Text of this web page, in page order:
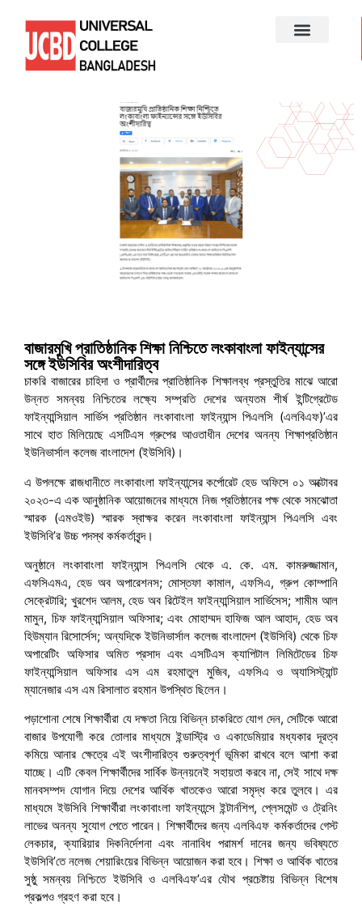
বাজারমুখি প্রাতিষ্ঠানিক শিক্ষা নিশ্চিতে লংকাবাংলা ফাইন্যান্সের
সঙ্গে ইউসিবির অংশীদারিত্ব
চাকরি বাজারের চাহিদা ও প্রার্থীদের প্রাতিষ্ঠানিক শিক্ষালব্ধ প্রস্তুতির মাঝে আরো
উন্নত সমন্বয় নিশ্চিতের লক্ষ্যে সম্প্রতি দেশের অন্যতম শীর্ষ ইন্টিগ্রেটেড
ফাইন্যান্সিয়াল সার্ভিস প্রতিষ্ঠান লংকাবাংলা ফাইন্যান্স পিএলসি (এলবিএফ)’এর
সাথে হাত মিলিয়েছে এসটিএস গ্রুপের আওতাধীন দেশের অনন্য শিক্ষাপ্রতিষ্ঠান
ইউনিভার্সাল কলেজ বাংলাদেশ (ইউসিবি)।
এ উপলক্ষে রাজধানীতে লংকাবাংলা ফাইন্যান্সের কর্পোরেট হেড অফিসে ০১ অক্টোবর
২০২৩-এ এক আনুষ্ঠানিক আয়োজনের মাধ্যমে নিজ প্রতিষ্ঠানের পক্ষ থেকে সমঝোতা
স্মারক (এমওইউ) স্মারক স্বাক্ষর করেন লংকাবাংলা ফাইন্যান্স পিএলসি এবং
ইউসিবি’র উচ্চ পদস্থ কর্মকর্তাবৃন্দ।
অনুষ্ঠানে লংকাবাংলা ফাইন্যান্স পিএলসি থেকে এ. কে. এম. কামরুজ্জামান,
এফসিএমএ, হেড অব অপারেশনস; মোস্তফা কামাল, এফসিএ, গ্রুপ কোম্পানি
সেক্রেটারি; খুরশেদ আলম, হেড অব রিটেইল ফাইন্যান্সিয়াল সার্ভিসেস; শামীম আল
মামুন, চিফ ফাইন্যান্সিয়াল অফিসার; এবং মোহাম্মদ হাফিজ আল আহাদ, হেড অব
হিউম্যান রিসোর্সেস; অন্যদিকে ইউনিভার্সাল কলেজ বাংলাদেশ (ইউসিবি) থেকে চিফ
অপারেটিং অফিসার অমিত প্রসাদ এবং এসটিএস ক্যাপিটাল লিমিটেডের চিফ
ফাইন্যান্সিয়াল অফিসার এস এম রহমাতুল মুজিব, এফসিএ ও অ্যাসিস্ট্যান্ট
ম্যানেজার এস এম রিসালাত রহমান উপস্থিত ছিলেন।
পড়াশোনা শেষে শিক্ষার্থীরা যে দক্ষতা নিয়ে বিভিন্ন চাকরিতে যোগ দেন, সেটিকে আরো
বাজার উপযোগী করে তোলার মাধ্যমে ইন্ডাস্ট্রি ও একাডেমিয়ার মধ্যকার দূরত্ব
কমিয়ে আনার ক্ষেত্রে এই অংশীদারিত্ব গুরুত্বপূর্ণ ভূমিকা রাখবে বলে আশা করা
যাচ্ছে। এটি কেবল শিক্ষার্থীদের সার্বিক উন্নয়নেই সহায়তা করবে না, সেই সাথে দক্ষ
মানবসম্পদ যোগান দিয়ে দেশের আর্থিক খাতকেও আরো সমৃদ্ধ করে তুলবে। এর
মাধ্যমে ইউসিবি শিক্ষার্থীরা লংকাবাংলা ফাইন্যান্সে ইন্টার্নশিপ, প্লেসমেন্ট ও ট্রেনিং
লাভের অনন্য সুযোগ পেতে পারেন। শিক্ষার্থীদের জন্য এলবিএফ কর্মকর্তাদের গেস্ট
লেকচার, ক্যারিয়ার দিকনির্দেশনা এবং নানাবিধ পরামর্শ দানের জন্য ভবিষ্যতে
ইউসিবি’তে নলেজ শেয়ারিংয়ের বিভিন্ন আয়োজন করা হবে। শিক্ষা ও আর্থিক খাতের
সুষ্ঠু সমন্বয় নিশ্চিতে ইউসিবি ও এলবিএফ’এর যৌথ প্রচেষ্টায় বিভিন্ন বিশেষ
প্রকল্পও গ্রহণ করা হবে।